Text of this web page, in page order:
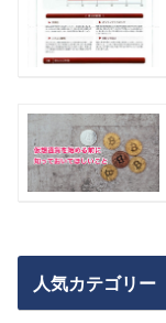
人気カテゴリー